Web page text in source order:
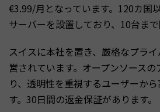
€3.99/月となっています。120カ国
サーバーを設置しており、10台まで
スイスに本社を置き、厳格なプラ
営されています。オープンソース
り、透明性を重視するユーザーか
す。30日間の返金保証があります。